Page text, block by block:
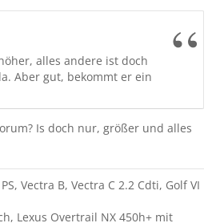
alles andere ist doch
Aber gut, bekommt er ein
Is doch nur, größer und alles
Vectra B, Vectra C 2.2 Cdti, Golf VI
Lexus Overtrail NX 450h+ mit